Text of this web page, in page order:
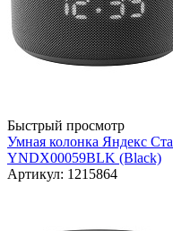
Быстрый просмотр
Умная колонка Яндекс
YNDX00059BLK (Black)
Артикул: 1215864